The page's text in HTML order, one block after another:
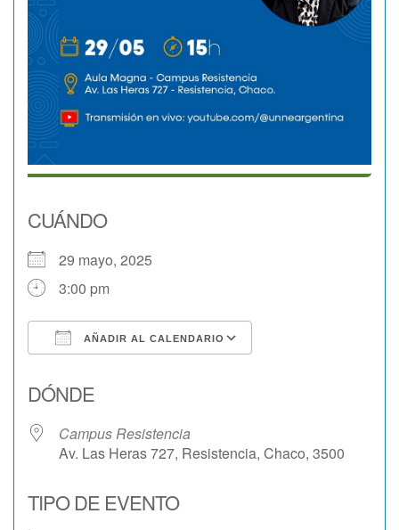
CUÁNDO
29 mayo, 2025
3:00 pm
AÑADIR AL CALENDARIO
DÓNDE
Campus Resistencia
Av. Las Heras 727, Resistencia, Chaco, 3500
TIPO DE EVENTO